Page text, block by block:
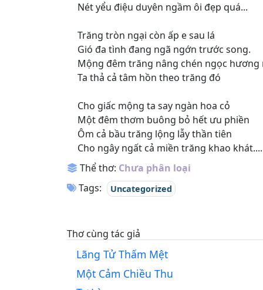
Nét yểu điệu duyên ngầm ôi đẹp quá...
Trăng tròn ngại còn ấp e sau lá
Gió đa tình đang ngã ngớn trước song.
Mộng đêm trăng nâng chén ngọc hương
Ta thả cả tâm hồn theo trăng đó
Cho giấc mộng ta say ngàn hoa cỏ
Một đêm thơm buông bỏ hết ưu phiền
Ôm cả bầu trăng lộng lẫy thần tiên
Cho ngây ngất cả miền trăng khao khát....
Thể thơ: Chưa phân loại
Tags:
Uncategorized
Thơ cùng tác giả
Lãng Tử Thấm Mệt
Một Cảm Chiều Thu